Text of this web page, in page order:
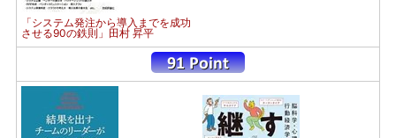
「システム発注から導入までを成功
させる90の鉄則」田村 昇平